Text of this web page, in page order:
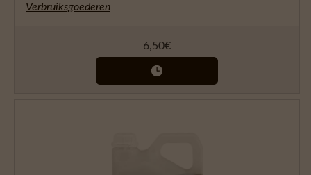
Verbruiksgoederen
6,50€